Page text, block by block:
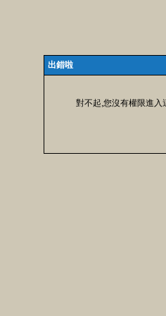
出錯啦
對不起,您沒有權限進入